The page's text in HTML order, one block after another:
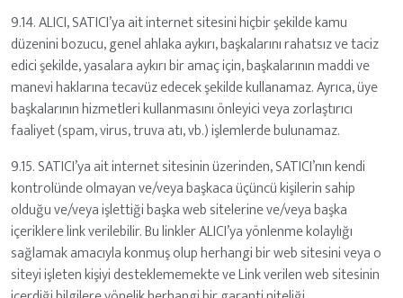
9.14. ALICI, SATICI’ya ait internet sitesini hiçbir şekilde kamu
düzenini bozucu, genel ahlaka aykırı, başkalarını rahatsız ve taciz
edici şekilde, yasalara aykırı bir amaç için, başkalarının maddi ve
manevi haklarına tecavüz edecek şekilde kullanamaz. Ayrıca, üye
başkalarının hizmetleri kullanmasını önleyici veya zorlaştırıcı
faaliyet (spam, virus, truva atı, vb.) işlemlerde bulunamaz.
9.15. SATICI’ya ait internet sitesinin üzerinden, SATICI’nın kendi
kontrolünde olmayan ve/veya başkaca üçüncü kişilerin sahip
olduğu ve/veya işlettiği başka web sitelerine ve/veya başka
içeriklere link verilebilir. Bu linkler ALICI’ya yönlenme kolaylığı
sağlamak amacıyla konmuş olup herhangi bir web sitesini veya o
siteyi işleten kişiyi desteklememekte ve Link verilen web sitesinin